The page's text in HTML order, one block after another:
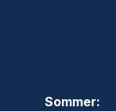
Sommer: